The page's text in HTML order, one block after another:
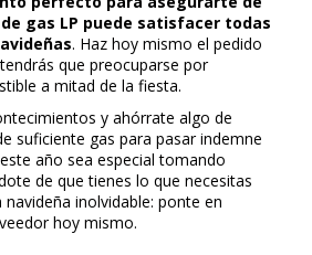
gas LP puede satisfacer todas
. Haz hoy mismo el pedido
que preocuparse por
a mitad de la fiesta.
y ahórrate algo de
suficiente gas para pasar indemne
año sea especial tomando
de que tienes lo que necesitas
inolvidable: ponte en
hoy mismo.